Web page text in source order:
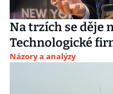
Na trzích se děje
Technologické
Názory a analýzy